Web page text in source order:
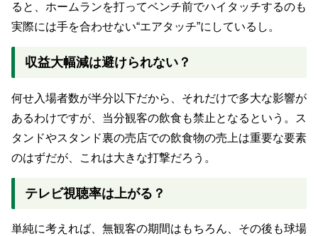
ると、ホームランを打ってベンチ前でハイタッチするのも
実際には手を合わせない“エアタッチ”にしているし。
収益大幅減は避けられない？
何せ入場者数が半分以下だから、それだけで多大な影響が
あるわけですが、当分観客の飲食も禁止となるという。ス
タンドやスタンド裏の売店での飲食物の売上は重要な要素
のはずだが、これは大きな打撃だろう。
テレビ視聴率は上がる？
単純に考えれば、無観客の期間はもちろん、その後も球場